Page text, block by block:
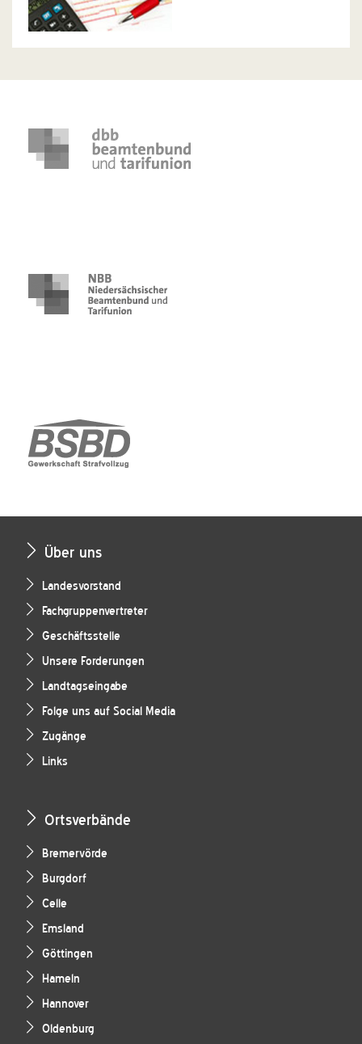
Über uns
Landesvorstand
Fachgruppenvertreter
Geschäftsstelle
Unsere Forderungen
Landtagseingabe
Folge uns auf Social Media
Zugänge
Links
Ortsverbände
Bremervörde
Burgdorf
Celle
Emsland
Göttingen
Hameln
Hannover
Oldenburg